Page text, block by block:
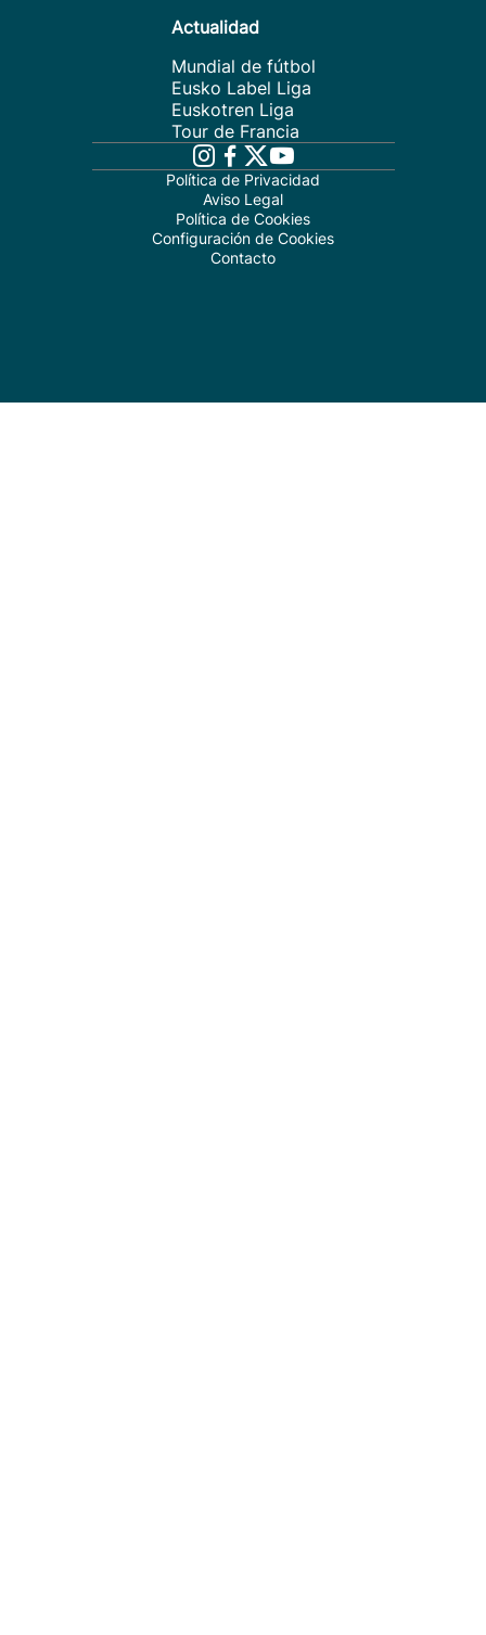
Actualidad
Mundial de fútbol
Eusko Label Liga
Euskotren Liga
Tour de Francia
Política de Privacidad
Aviso Legal
Política de Cookies
Configuración de Cookies
Contacto